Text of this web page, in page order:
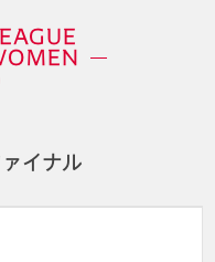
イナル